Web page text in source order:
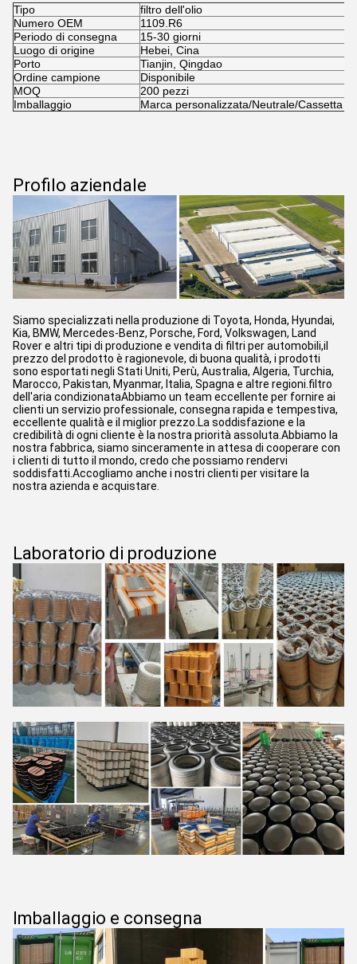
Tipo
filtro dell'olio
Numero OEM
1109.R6
Periodo di consegna
15-30 giorni
Luogo di origine
Hebei, Cina
Porto
Tianjin, Qingdao
Ordine campione
Disponibile
MOQ
200 pezzi
Imballaggio
Marca personalizzata/Neutrale/Cassetta a
Profilo aziendale
Siamo specializzati nella produzione di Toyota, Honda, Hyundai,
Kia, BMW, Mercedes-Benz, Porsche, Ford, Volkswagen, Land
Rover e altri tipi di produzione e vendita di filtri per automobili,il
prezzo del prodotto è ragionevole, di buona qualità, i prodotti
sono esportati negli Stati Uniti, Perù, Australia, Algeria, Turchia,
Marocco, Pakistan, Myanmar, Italia, Spagna e altre regioni.filtro
dell'aria condizionataAbbiamo un team eccellente per fornire ai
clienti un servizio professionale, consegna rapida e tempestiva,
eccellente qualità e il miglior prezzo.La soddisfazione e la
credibilità di ogni cliente è la nostra priorità assoluta.Abbiamo la
nostra fabbrica, siamo sinceramente in attesa di cooperare con
i clienti di tutto il mondo, credo che possiamo rendervi
soddisfatti.Accogliamo anche i nostri clienti per visitare la
nostra azienda e acquistare.
Laboratorio di produzione
Imballaggio e consegna